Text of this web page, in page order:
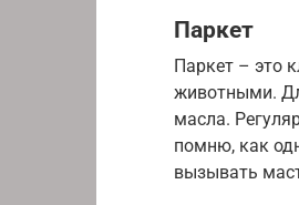
Паркет
Паркет – это
животными.
масла.
помню, как
вызывать